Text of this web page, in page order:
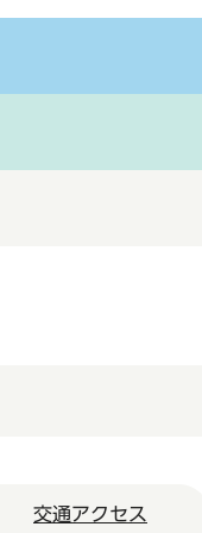
交通アクセス